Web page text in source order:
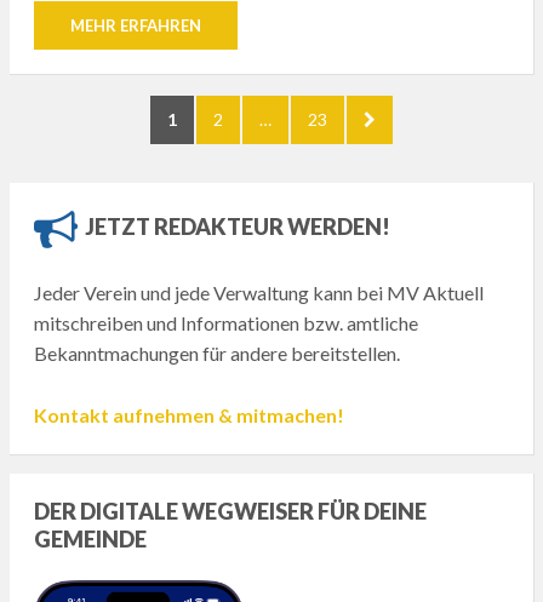
MEHR ERFAHREN
Seitennummerierung
PAGE
1 PAGE
2 … PAGE
23
NEXT
PAGE
JETZT REDAKTEUR WERDEN!
Jeder Verein und jede Verwaltung kann bei MV Aktuell
mitschreiben und Informationen bzw. amtliche
Bekanntmachungen für andere bereitstellen.
Kontakt aufnehmen & mitmachen!
DER DIGITALE WEGWEISER FÜR DEINE
GEMEINDE